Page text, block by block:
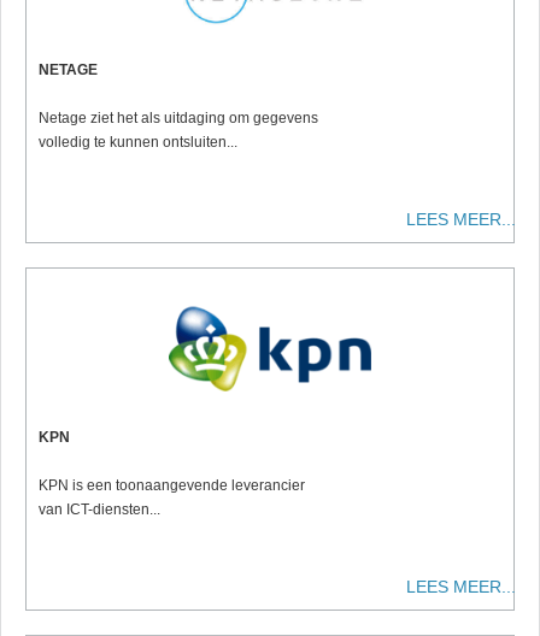
NETAGE
Netage ziet het als uitdaging om gegevens
volledig te kunnen ontsluiten...
LEES MEER...
KPN
KPN is een toonaangevende leverancier
van ICT-diensten...
LEES MEER...